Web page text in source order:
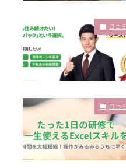
口コミ
口コミ